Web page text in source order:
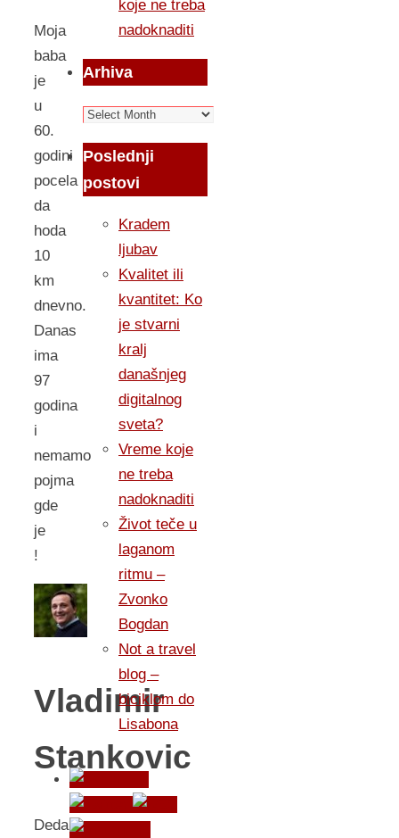
Moja
baba
je
u
60.
godini
pocela
da
hoda
10
km
dnevno.
Danas
ima
97
godina
i
nemamo
pojma
gde
je
!
Vladimir
Stankovic
DedaBor
koje ne treba
nadoknaditi
Arhiva
Arhiva
Poslednji
postovi
Kradem
ljubav
Kvalitet ili
kvantitet: Ko
je stvarni
kralj
današnjeg
digitalnog
sveta?
Vreme koje
ne treba
nadoknaditi
Život teče u
laganom
ritmu –
Zvonko
Bogdan
Not a travel
blog –
biciklom do
Lisabona